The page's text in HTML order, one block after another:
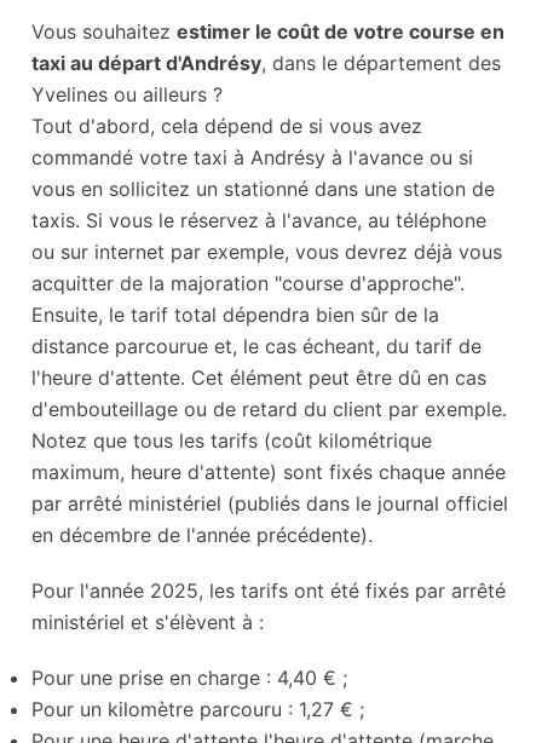
Vous souhaitezestimer le coût de votre course en
taxi au départ d'Andrésy, dans le département des
Yvelines ou ailleurs ?
Tout d'abord, cela dépend de si vous avez
commandé votre taxi à Andrésy à l'avance ou si
vous en sollicitez un stationné dans une station de
taxis. Si vous le réservez à l'avance, au téléphone
ou sur internet par exemple, vous devrez déjà vous
acquitter de la majoration "course d'approche".
Ensuite, le tarif total dépendra bien sûr de la
distance parcourue et, le cas écheant, du tarif de
l'heure d'attente. Cet élément peut être dû en cas
d'embouteillage ou de retard du client par exemple.
Notez que tous les tarifs (coût kilométrique
maximum, heure d'attente) sont fixés chaque année
par arrêté ministériel (publiés dans le journal officiel
en décembre de l'année précédente).
Pour l'année 2025, les tarifs ont été fixés par arrêté
ministériel et s'élèvent à :
Pour une prise en charge : 4,40 € ;
Pour un kilomètre parcouru : 1,27 € ;